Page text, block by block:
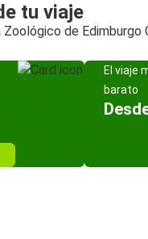
tu viaje
de Edimburgo
El viaje
barato